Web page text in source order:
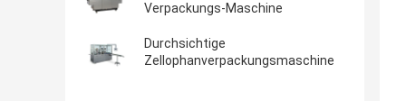
Verpackungs-Maschine
Durchsichtige
Zellophanverpackungsmaschine